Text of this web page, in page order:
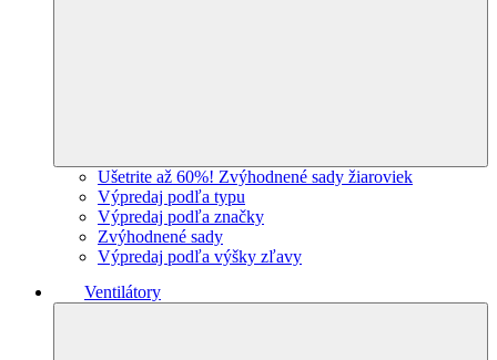
Ušetrite až 60%! Zvýhodnené sady žiaroviek
Výpredaj podľa typu
Výpredaj podľa značky
Zvýhodnené sady
Výpredaj podľa výšky zľavy
Ventilátory